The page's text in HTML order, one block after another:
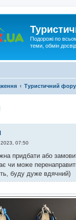
Подорожі по
теми, обмін
Туристичний
07:50
придбати або
чи може
буду дуже вдячний)